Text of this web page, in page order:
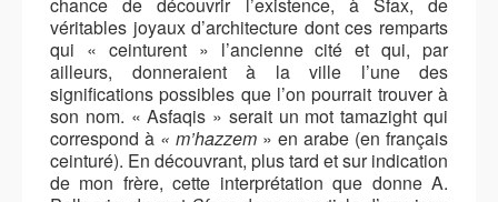
véritables joyaux d’architecture dont ces remparts
qui « ceinturent » l’ancienne cité et qui, par
ailleurs, donneraient à la ville l’une des
significations possibles que l’on pourrait trouver à
son nom. « Asfaqis » serait un mot tamazight qui
correspond à « m’hazzem » en arabe (en français
ceinturé). En découvrant, plus tard et sur indication
de mon frère, cette interprétation que donne A.